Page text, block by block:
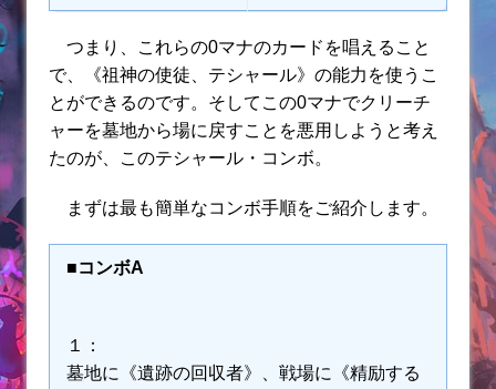
つまり、これらの0マナのカードを唱えること
で、《祖神の使徒、テシャール》の能力を使うこ
とができるのです。そしてこの0マナでクリーチ
ャーを墓地から場に戻すことを悪用しようと考え
たのが、このテシャール・コンボ。
まずは最も簡単なコンボ手順をご紹介します。
■コンボA
１：
墓地に《遺跡の回収者》、戦場に《精励する